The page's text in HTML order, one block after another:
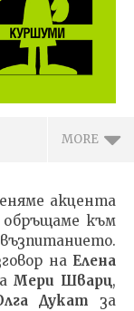
MORE
акцента
обръщаме към
на Елена
Мери Шварц,
Дукат за